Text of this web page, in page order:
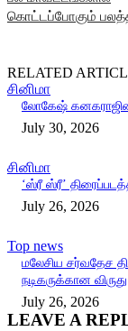
கொட்டப்போகும்
RELATED
சினிமா
லோகேஷ் கனகராஜின்
July 30, 2026
சினிமா
‘ஸ்ரீ ஸ்ரீ’
July 26, 2026
Top news
மலேசிய சர்வதேச
நடிகருக்கான விருது
July 26, 2026
LEAVE A